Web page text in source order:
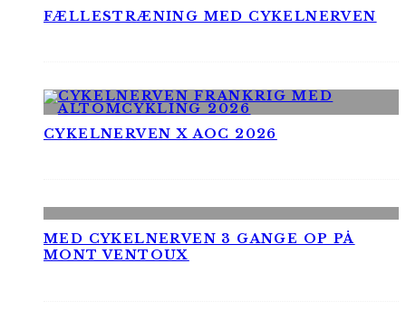
FÆLLESTRÆNING MED CYKELNERVEN
CYKELNERVEN X AOC 2026
MED CYKELNERVEN 3 GANGE OP PÅ
MONT VENTOUX